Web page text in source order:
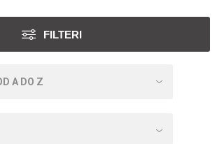
FILTERI